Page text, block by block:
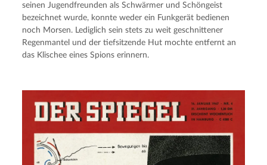
seinen Jugendfreunden als Schwärmer und Schöngeist
bezeichnet wurde, konnte weder ein Funkgerät bedienen
noch Morsen. Lediglich sein stets zu weit geschnittener
Regenmantel und der tiefsitzende Hut mochte entfernt an
das Klischee eines Spions erinnern.